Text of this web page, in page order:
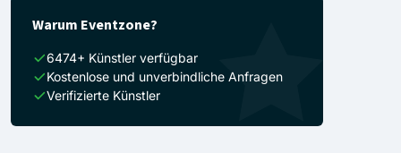
Warum Eventzone?
6474+ Künstler verfügbar
Kostenlose und unverbindliche Anfragen
Verifizierte Künstler